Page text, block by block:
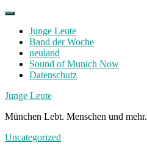
Skip
contentJunge Leute
Band der Woche
neuland
Sound of Munich Now
Datenschutz
Facebook
Twitter
Instagram
Junge Leute
München Lebt. Menschen und mehr.
Uncategorized